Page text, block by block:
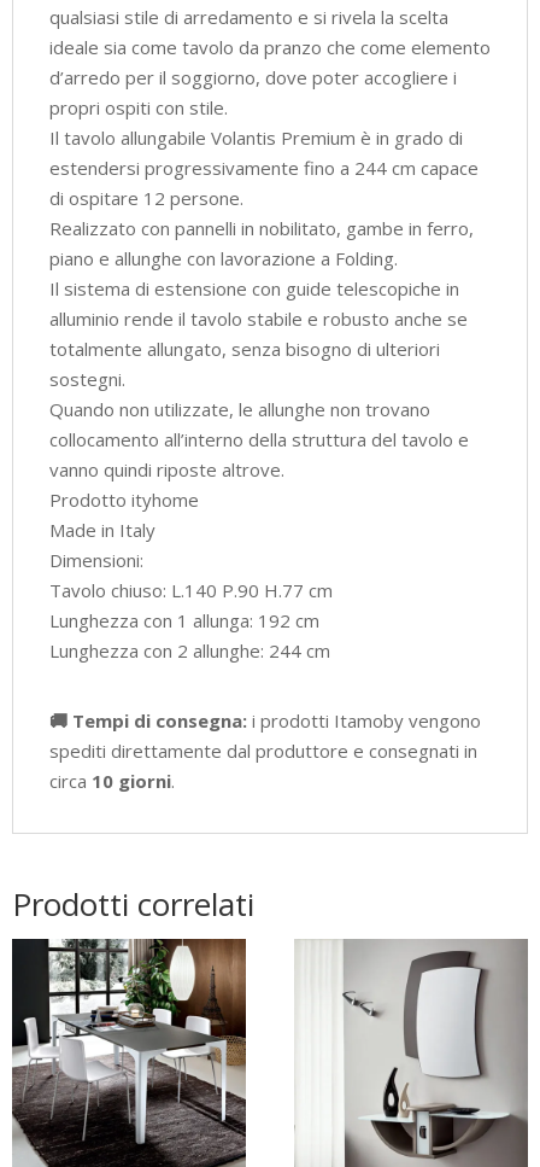
qualsiasi stile di arredamento e si rivela la scelta
ideale sia come tavolo da pranzo che come elemento
d’arredo per il soggiorno, dove poter accogliere i
propri ospiti con stile.
Il tavolo allungabile Volantis Premium è in grado di
estendersi progressivamente fino a 244 cm capace
di ospitare 12 persone.
Realizzato con pannelli in nobilitato, gambe in ferro,
piano e allunghe con lavorazione a Folding.
Il sistema di estensione con guide telescopiche in
alluminio rende il tavolo stabile e robusto anche se
totalmente allungato, senza bisogno di ulteriori
sostegni.
Quando non utilizzate, le allunghe non trovano
collocamento all’interno della struttura del tavolo e
vanno quindi riposte altrove.
Prodotto ityhome
Made in Italy
Dimensioni:
Tavolo chiuso: L.140 P.90 H.77 cm
Lunghezza con 1 allunga: 192 cm
Lunghezza con 2 allunghe: 244 cm
🚚 Tempi di consegna: i prodotti Itamoby vengono
spediti direttamente dal produttore e consegnati in
circa 10 giorni.
Prodotti correlati